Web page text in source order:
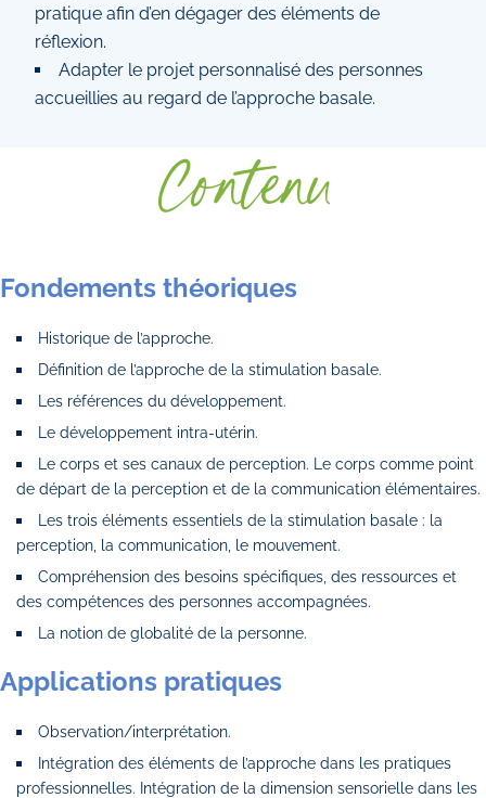
pratique afin d’en dégager des éléments de
réflexion.
Adapter le projet personnalisé des personnes
accueillies au regard de l’approche basale.
Contenu
Fondements théoriques
Historique de l’approche.
Définition de l’approche de la stimulation basale.
Les références du développement.
Le développement intra-utérin.
Le corps et ses canaux de perception. Le corps comme point
de départ de la perception et de la communication élémentaires.
Les trois éléments essentiels de la stimulation basale : la
perception, la communication, le mouvement.
Compréhension des besoins spécifiques, des ressources et
des compétences des personnes accompagnées.
La notion de globalité de la personne.
Applications pratiques
Observation/interprétation.
Intégration des éléments de l’approche dans les pratiques
professionnelles. Intégration de la dimension sensorielle dans les